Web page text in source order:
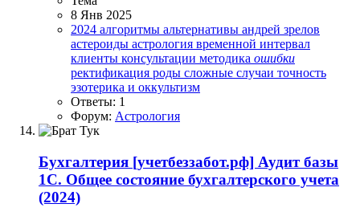
8 Янв 2025
2024 алгоритмы альтернативы андрей зрелов
астероиды астрология временной интервал
клиенты консультации методика ошибки
ректификация роды сложные случаи точность
эзотерика и оккультизм
Ответы: 1
Форум: Астрология
Бухгалтерия [учетбеззабот.рф] Аудит базы
1С. Общее состояние бухгалтерского учета
(2024)